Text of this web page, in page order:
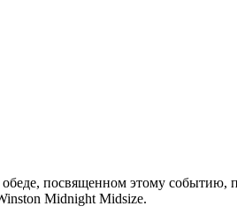
посвященном этому событию,
Midnight Midsize.